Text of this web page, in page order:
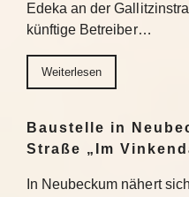
Edeka an der
künftige Betreiber…
Weiterlesen
Baustelle in
Straße „Im
In Neubeckum nähert